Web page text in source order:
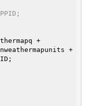
+
+